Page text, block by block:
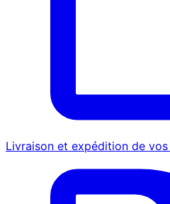
Livraison et expédition de